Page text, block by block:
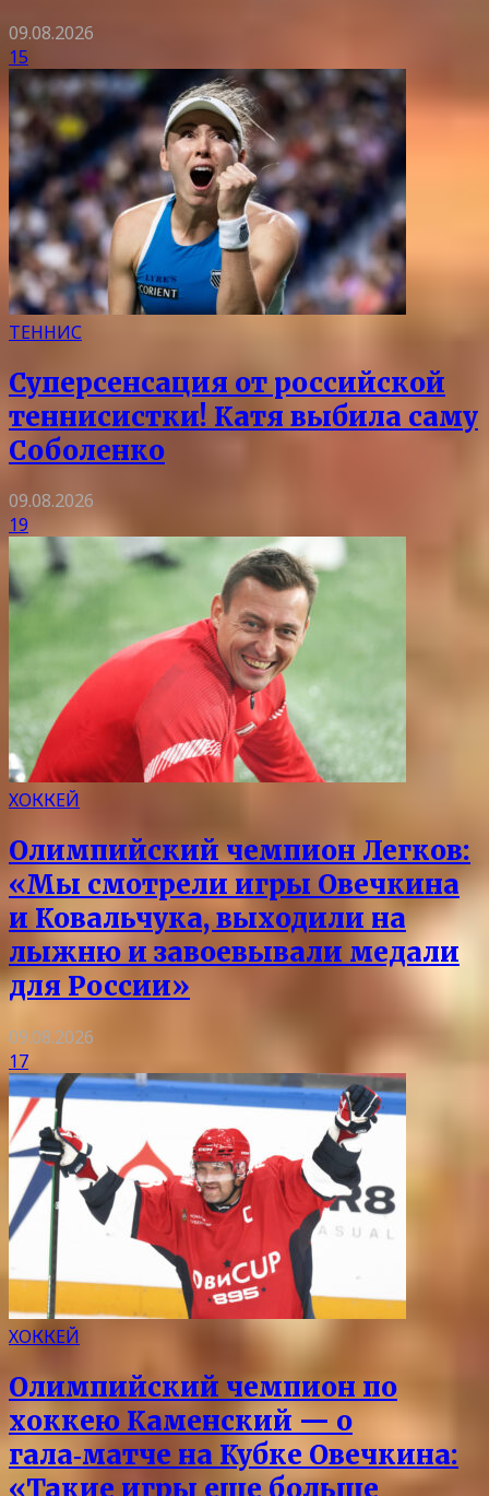
09.08.2026
15
ТЕННИС
Суперсенсация от российской
теннисистки! Катя выбила саму
Соболенко
09.08.2026
19
ХОККЕЙ
Олимпийский чемпион Легков:
«Мы смотрели игры Овечкина
и Ковальчука, выходили на
лыжню и завоевывали медали
для России»
09.08.2026
17
ХОККЕЙ
Олимпийский чемпион по
хоккею Каменский — о
гала‑матче на Кубке Овечкина:
«Такие игры еще больше